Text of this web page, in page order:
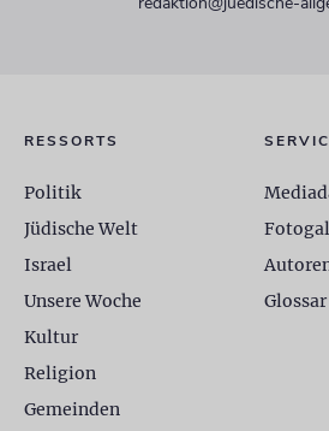
RESSORTS
Politik
Jüdische Welt
Israel
Unsere Woche
Kultur
Religion
Gemeinden
Glossar